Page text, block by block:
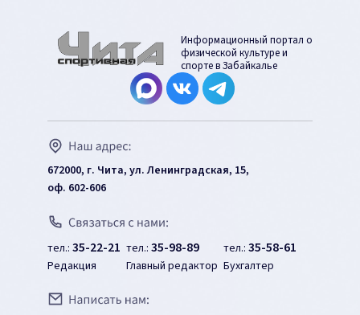
Информационный портал о
физической культуре и
спорте в Забайкалье
672000, г. Чита, ул. Ленинградская, 15,
оф. 602-606
тел.: 35-22-21
Редакция
тел.: 35-98-89
Главный редактор
тел.: 35-58-61
Бухгалтер